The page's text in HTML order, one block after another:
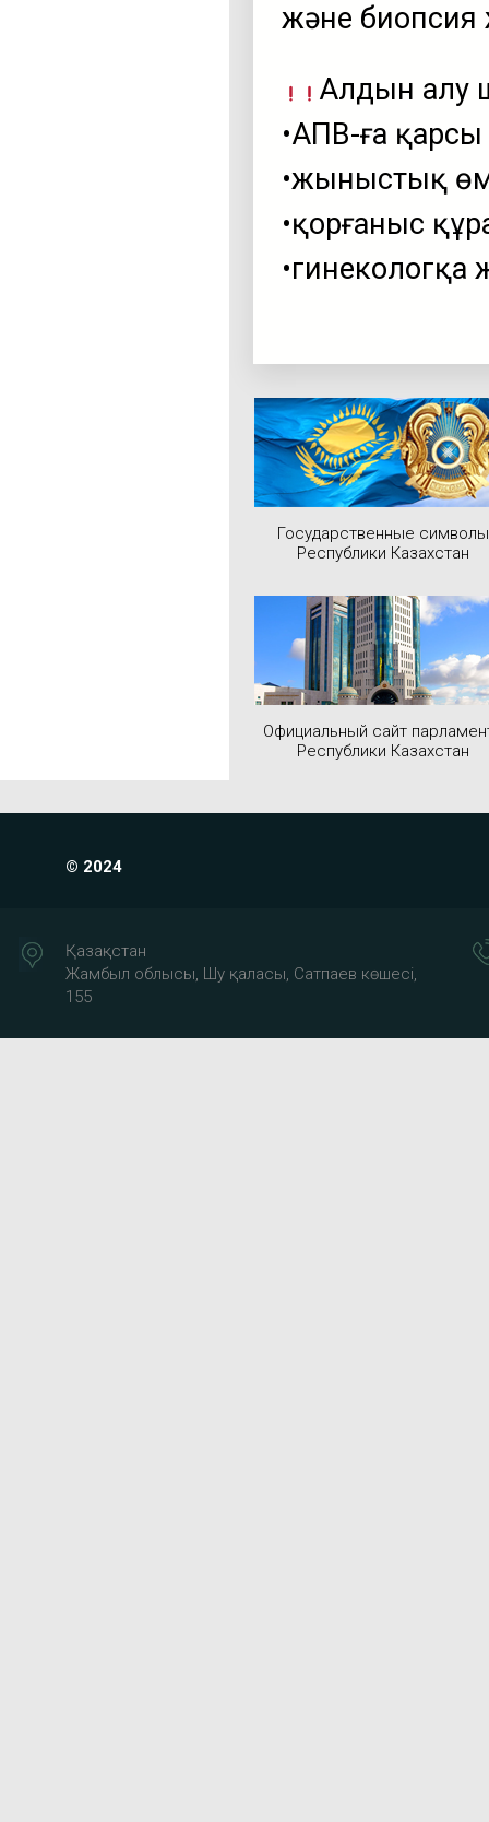
және
Алдын алу
​•АПВ-ға қарсы
​•жыныстық
​•қорғаныс
​•гинекологқа
Государственные символы
Республики Казахстан
Официальный сайт
Республики Казахстан
© 2024
Қазақстан
Жамбыл облысы, Шу қаласы, Сатпаев көшесі,
155